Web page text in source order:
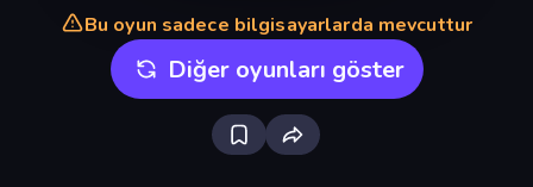
Bu oyun sadece bilgisayarlarda mevcuttur
Diğer oyunları göster